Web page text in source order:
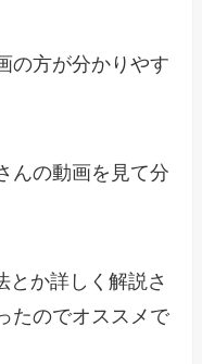
の方が分かりやす
んの動画を見て分
とか詳しく解説さ
たのでオススメで